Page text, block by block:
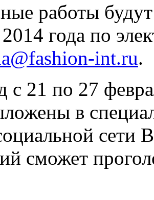
работы
года по
int.ru.
с 21 по 27
в
сети
сможет